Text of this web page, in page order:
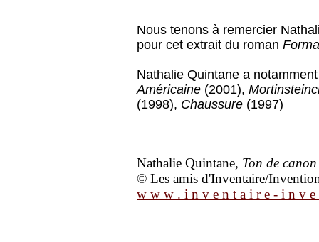
Nous tenons à remercier
pour cet extrait du roman
Nathalie Quintane a
Américaine (2001),
(1998), Chaussure (1997)
Nathalie Quintane, Ton de canon
© Les amis d'Inventaire/
w w w . i n v e n t a i r e - i n v